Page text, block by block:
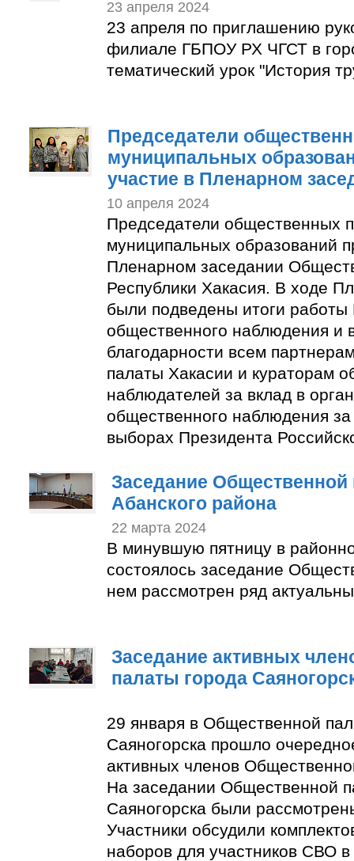
23 апреля 2024
23 апреля по приглашению
филиале ГБПОУ РХ ЧГСТ в
тематический урок "История
Председатели
муниципальных
участие в Пленарном
10 апреля 2024
Председатели общественных
муниципальных образований
Пленарном заседании
Республики Хакасия. В ходе
были подведены итоги работы
общественного наблюдения и
благодарности всем
палаты Хакасии и кураторам
наблюдателей за вклад в
общественного наблюдения
выборах Президента
Заседание Общественной
Абанского района
22 марта 2024
В минувшую пятницу в
состоялось заседание
нем рассмотрен ряд
Заседание активных
палаты города
29 января в Общественной
Саяногорска прошло
активных членов
На заседании Общественной
Саяногорска были
Участники обсудили
наборов для участников СВО в